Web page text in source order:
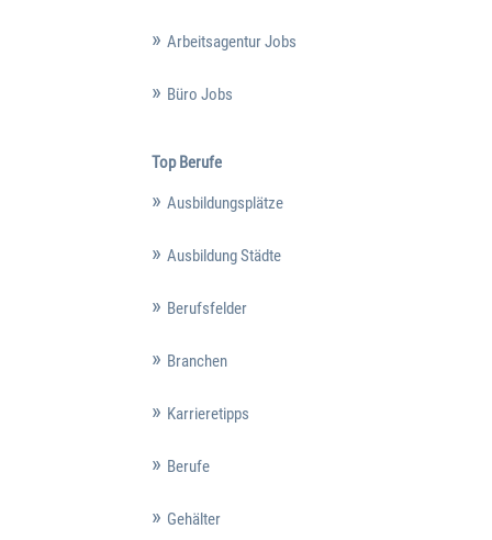
Arbeitsagentur Jobs
Büro Jobs
Top Berufe
Ausbildungsplätze
Ausbildung Städte
Berufsfelder
Branchen
Karrieretipps
Berufe
Gehälter